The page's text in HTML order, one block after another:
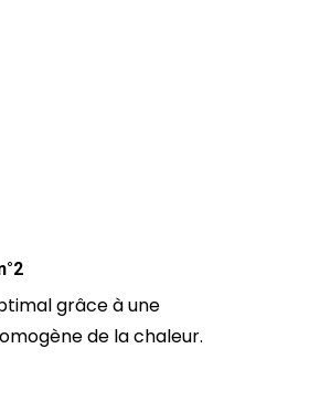
grâce à une
de la chaleur.